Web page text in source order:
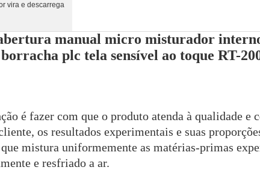
vira e descarrega
manual micro misturador
borracha plc tela sensível ao toque RT-
é fazer com que o produto atenda à qualidade e
os resultados experimentais e suas
mistura uniformemente as matérias-primas
e resfriado a ar.